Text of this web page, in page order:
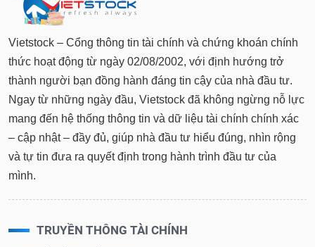
Vietstock – Cổng thông tin tài chính và chứng khoán chính
thức hoạt động từ ngày 02/08/2002, với định hướng trở
thành người bạn đồng hành đáng tin cậy của nhà đầu tư.
Ngay từ những ngày đầu, Vietstock đã không ngừng nỗ lực
mang đến hệ thống thông tin và dữ liệu tài chính chính xác
– cập nhật – đầy đủ, giúp nhà đầu tư hiểu đúng, nhìn rộng
và tự tin đưa ra quyết định trong hành trình đầu tư của
mình.
TRUYỀN THÔNG TÀI CHÍNH